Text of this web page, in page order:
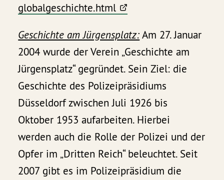
globalgeschichte.html
Geschichte am Jürgensplatz:Am 27. Januar
2004 wurde der Verein „Geschichte am
Jürgensplatz“ gegründet. Sein Ziel: die
Geschichte des Polizeipräsidiums
Düsseldorf zwischen Juli 1926 bis
Oktober 1953 aufarbeiten. Hierbei
werden auch die Rolle der Polizei und der
Opfer im „Dritten Reich“ beleuchtet. Seit
2007 gibt es im Polizeipräsidium die